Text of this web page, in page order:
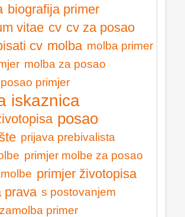
biografija primer
vitae cv cv za posao
cv molba molba primer
molba za posao
primjer
iskaznica
posao
prijava prebivalista
primjer molbe za posao
primjer životopisa
prava s postovanjem
zamolba primer